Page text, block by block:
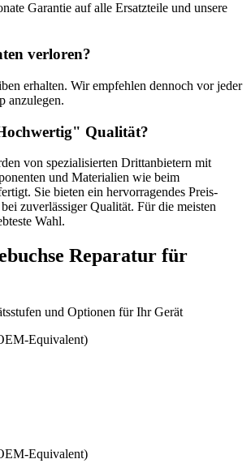
Garantie auf alle Ersatzteile und unsere
verloren?
erhalten. Wir empfehlen dennoch vor jeder
anzulegen.
" Qualität?
von spezialisierten Drittanbietern mit
und Materialien wie beim
Sie bieten ein hervorragendes Preis-
zuverlässiger Qualität. Für die meisten
Wahl.
Reparatur für
und Optionen für Ihr Gerät
Equivalent)
Equivalent)